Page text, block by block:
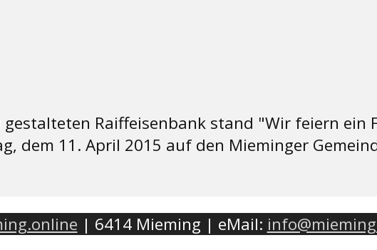
Raiffeisenbank stand "Wir feiern ein
dem 11. April 2015 auf den Mieminger
| 6414 Mieming | eMail: